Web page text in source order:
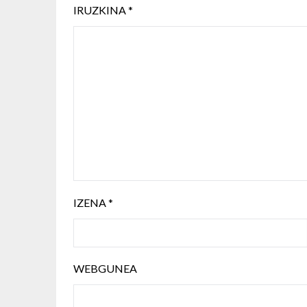
IRUZKINA*
IZENA*
WEBGUNEA